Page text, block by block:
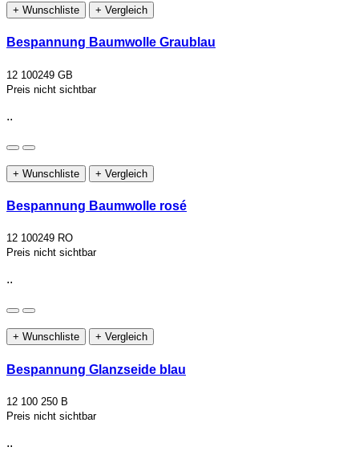
+ Wunschliste + Vergleich
Bespannung Baumwolle Graublau
12 100249 GB
Preis nicht sichtbar
..
+ Wunschliste + Vergleich
Bespannung Baumwolle rosé
12 100249 RO
Preis nicht sichtbar
..
+ Wunschliste + Vergleich
Bespannung Glanzseide blau
12 100 250 B
Preis nicht sichtbar
..